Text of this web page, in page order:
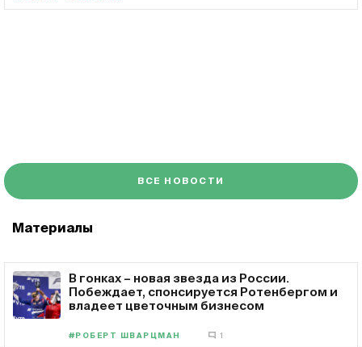
ВСЕ НОВОСТИ
Материалы
В гонках – новая звезда из России.
Побеждает, спонсируется Ротенбергом и
владеет цветочным бизнесом
#РОБЕРТ ШВАРЦМАН 1